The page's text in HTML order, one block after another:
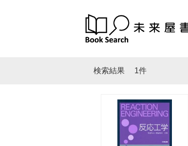
検索結果 1件